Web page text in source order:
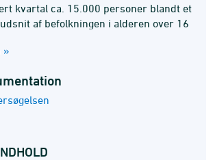
kvartal ca. 15.000 personer blandt et
af befolkningen i alderen over 16
»